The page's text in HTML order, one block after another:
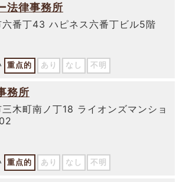
法律事務所
番丁43 ハピネス六番丁ビル5階
重点的 あり なし 不明
務所
木町南ノ丁18 ライオンズマンショ
重点的 あり なし 不明